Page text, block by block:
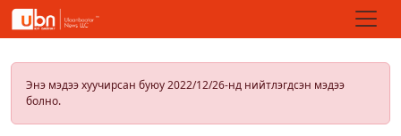
Энэ мэдээ хуучирсан буюу 2022/12/26-нд нийтлэгдсэн мэдээ
болно.